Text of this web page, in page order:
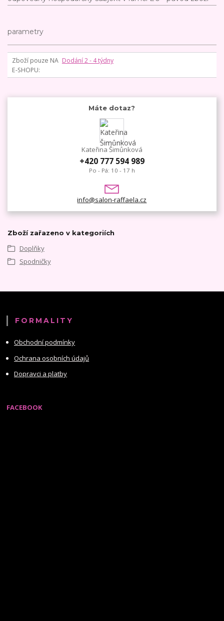
parametry
Zboží pouze NA
E-SHOPU
Dodání 2 - 4 týdny
Máte dotaz?
Kateřina Šimůnková
+420 777 594 989
Po - Pá: 10 - 17 h
info@salon-raffaela.cz
Zboží zařazeno v kategoriích
Doplňky
Spodničky
FORMALITY
Obchodní podmínky
Ochrana osobních údajů
Dopravci a platby
FACEBOOK